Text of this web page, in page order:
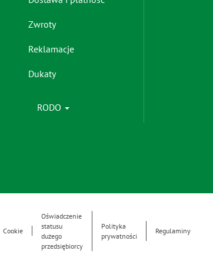
Zwroty
Reklamacje
Dukaty
RODO
Footer
Cookie
Oświadczenie
statusu
dużego
przedsiębiorcy
Polityka
prywatności
Regulaminy